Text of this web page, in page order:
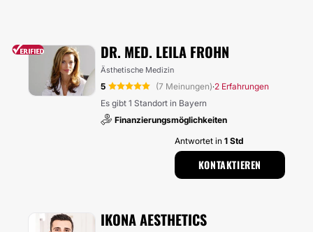
DR. MED. LEILA FROHN
Ästhetische Medizin
5 (7 Meinungen)·2 Erfahrungen
Es gibt 1 Standort in Bayern
Finanzierungsmöglichkeiten
Antwortet in 1 Std
KONTAKTIEREN
IKONA AESTHETICS